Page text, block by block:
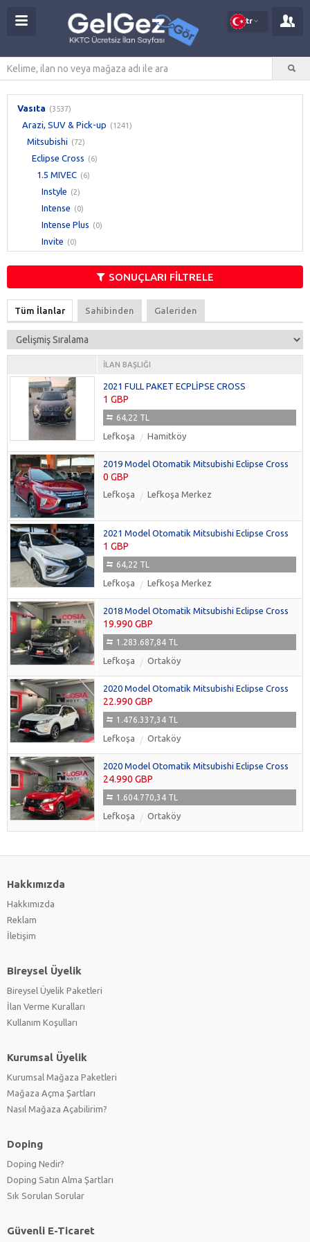
tr
Vasıta (3537)
Arazi, SUV & Pick-up (1241)
Mitsubishi (72)
Eclipse Cross (6)
1.5 MIVEC (6)
Instyle (2)
Intense (0)
Intense Plus (0)
Invite (0)
SONUÇLARI FİLTRELE
Tüm İlanlar Sahibinden Galeriden
İLAN BAŞLIĞI
2021 FULL PAKET ECPLİPSE CROSS
1 GBP
64,22 TL
Lefkoşa Hamitköy
2019 Model Otomatik Mitsubishi Eclipse Cross
0 GBP
Lefkoşa Lefkoşa Merkez
2021 Model Otomatik Mitsubishi Eclipse Cross
1 GBP
64,22 TL
Lefkoşa Lefkoşa Merkez
2018 Model Otomatik Mitsubishi Eclipse Cross
19.990 GBP
1.283.687,84 TL
Lefkoşa Ortaköy
2020 Model Otomatik Mitsubishi Eclipse Cross
22.990 GBP
1.476.337,34 TL
Lefkoşa Ortaköy
2020 Model Otomatik Mitsubishi Eclipse Cross
24.990 GBP
1.604.770,34 TL
Lefkoşa Ortaköy
Hakkımızda
Hakkımızda
Reklam
İletişim
Bireysel Üyelik
Bireysel Üyelik Paketleri
İlan Verme Kuralları
Kullanım Koşulları
Kurumsal Üyelik
Kurumsal Mağaza Paketleri
Mağaza Açma Şartları
Nasıl Mağaza Açabilirim?
Doping
Doping Nedir?
Doping Satın Alma Şartları
Sık Sorulan Sorular
Güvenli E-Ticaret